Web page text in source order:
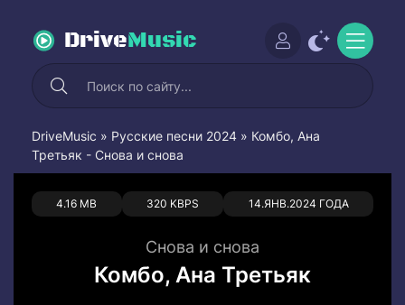
DriveMusic
DriveMusic » Русские песни 2024 » Комбо, Ана
Третьяк - Снова и снова
4.16 MB 320 KBPS 14.ЯНВ.2024 ГОДА
0 0
Снова и снова
Комбо, Ана Третьяк